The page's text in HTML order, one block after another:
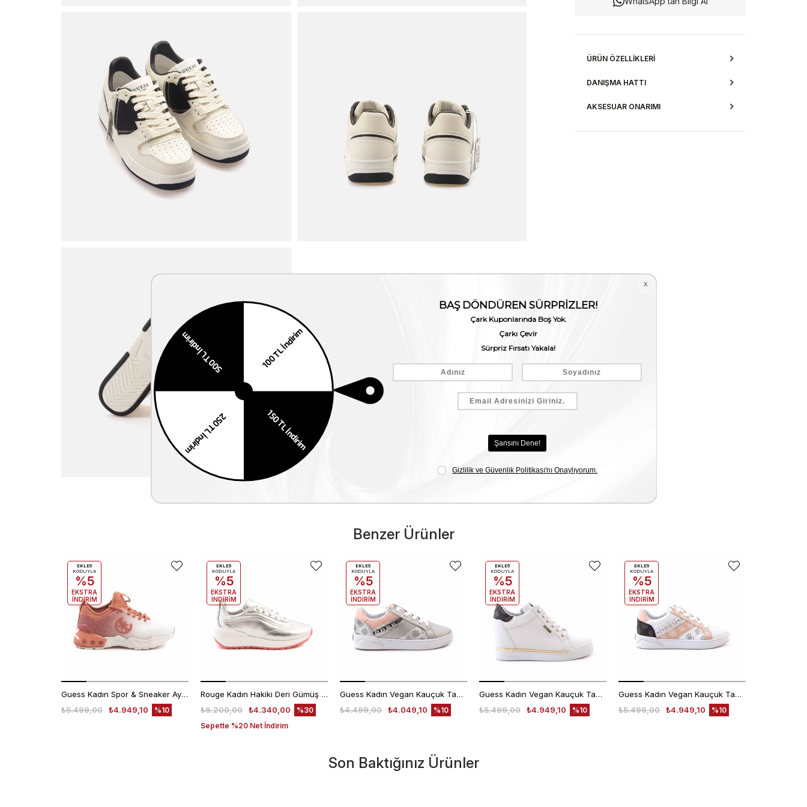
ÜRÜN ÖZELLIKLERI
DANIŞMA HATTI
AKSESUAR ONARIMI
Benzer Ürünler
Guess Kadın Spor & Sneaker Ayakkabı FL6T2CELE12
₺4.949,10
₺5.499,00 %10
EKLE5
KODUYLA
%5
EKSTRA
İNDİRİM
Rouge Kadın Hakiki Deri Gümüş Spor & Sneaker Ayakkabı
₺4.340,00
₺6.200,00
Sepette %20 Net İndirim
%30
EKLE5
KODUYLA
%5
EKSTRA
İNDİRİM
Guess Kadın Vegan Kauçuk Taban Gümüş Spor & Sneaker Ayakkabı
₺4.049,10
₺4.499,00 %10
EKLE5
KODUYLA
%5
EKSTRA
İNDİRİM
Guess Kadın Vegan Kauçuk Taban Beyaz Spor & Sneaker Ayakkabı
₺4.949,10
₺5.499,00 %10
EKLE5
KODUYLA
%5
EKSTRA
İNDİRİM
Guess Kadın Vegan Kauçuk Taban Beyaz Spor & Sneaker Ayakkabı
₺4.949,10
₺5.499,00 %10
EKLE5
KODUYLA
%5
EKSTRA
İNDİRİM
Son Baktığınız Ürünler